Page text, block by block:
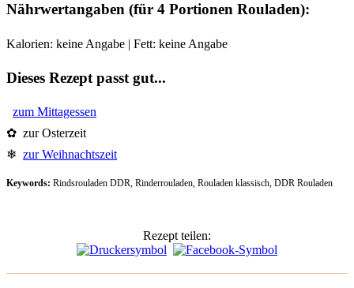
Nährwertangaben (für 4 Portionen Rouladen):
Kalorien: keine Angabe | Fett: keine Angabe
Dieses Rezept passt gut...
zum Mittagessen
✿ zur Osterzeit
❄ zur Weihnachtszeit
Keywords: Rindsrouladen DDR, Rinderrouladen, Rouladen klassisch, DDR Rouladen
Rezept teilen: